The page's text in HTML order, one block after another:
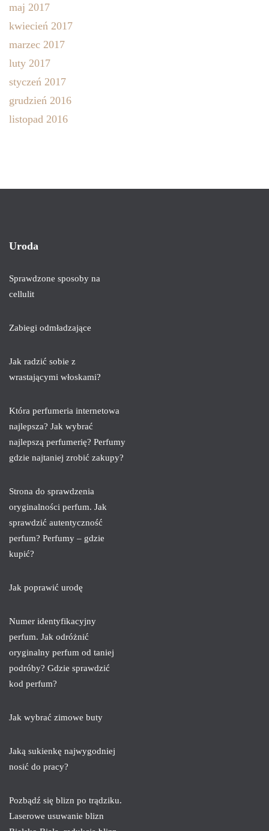
maj 2017
kwiecień 2017
marzec 2017
luty 2017
styczeń 2017
grudzień 2016
listopad 2016
Uroda
Sprawdzone sposoby na
cellulit
Zabiegi odmładzające
Jak radzić sobie z
wrastającymi włoskami?
Która perfumeria internetowa
najlepsza? Jak wybrać
najlepszą perfumerię? Perfumy
gdzie najtaniej zrobić zakupy?
Strona do sprawdzenia
oryginalności perfum. Jak
sprawdzić autentyczność
perfum? Perfumy – gdzie
kupić?
Jak poprawić urodę
Numer identyfikacyjny
perfum. Jak odróżnić
oryginalny perfum od taniej
podróby? Gdzie sprawdzić
kod perfum?
Jak wybrać zimowe buty
Jaką sukienkę najwygodniej
nosić do pracy?
Pozbądź się blizn po trądziku.
Laserowe usuwanie blizn